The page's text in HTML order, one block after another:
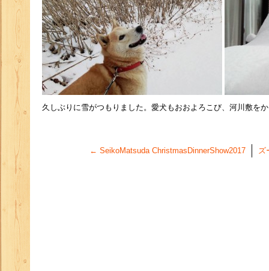
久しぶりに雪がつもりました。愛犬もおおよろこび、河川敷を
← SeikoMatsuda ChristmasDinnerShow2017 ズ